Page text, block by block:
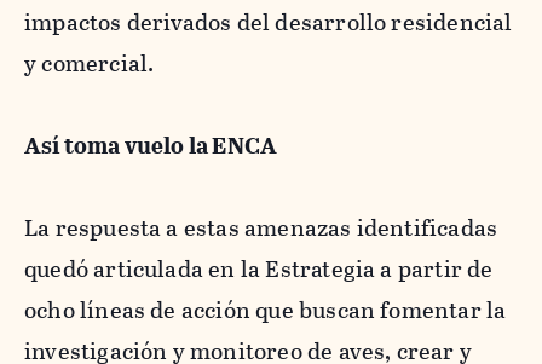
impactos derivados del desarrollo residencial
y comercial.
Así toma vuelo la ENCA
La respuesta a estas amenazas identificadas
quedó articulada en la Estrategia a partir de
ocho líneas de acción que buscan fomentar la
investigación y monitoreo de aves, crear y